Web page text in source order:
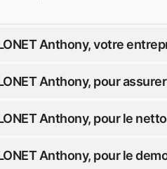
Anthony, votre
Anthony, pour
Anthony, pour le
Anthony, pour le